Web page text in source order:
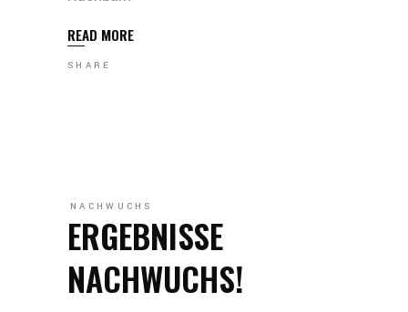
READ MORE
SHARE
NACHWUCHS
ERGEBNISSE
NACHWUCHS!